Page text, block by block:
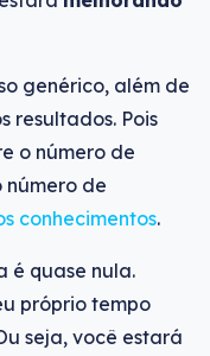
genérico, além de
resultados. Pois
o número de
número de
conhecimentos.
é quase nula.
próprio tempo
seja, você estará